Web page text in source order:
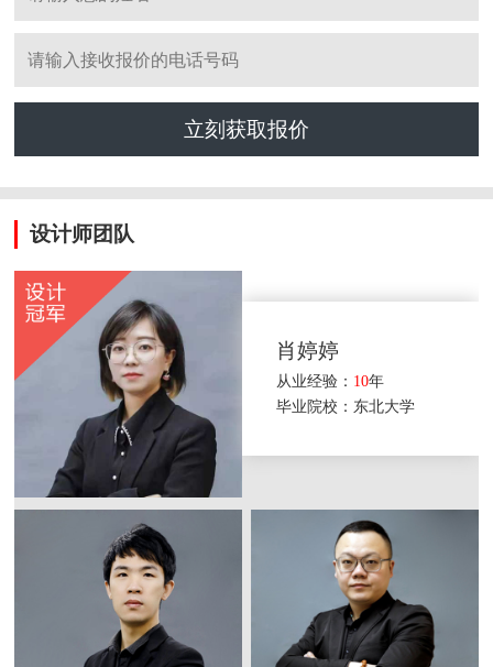
立刻获取报价
设计师团队
肖婷婷
从业经验： 10年
毕业院校：东北大学